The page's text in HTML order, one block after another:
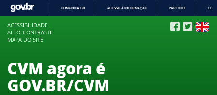
COMUNICA BR ACESSO À INFORMAÇÃO PARTICIPE
ACESSIBILIDADE
ALTO-CONTRASTE
MAPA DO SITE
CVM agora é
GOV.BR/CVM